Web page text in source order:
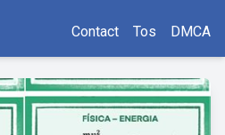
Contact Tos DMCA